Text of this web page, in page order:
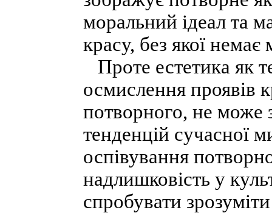
моральний ідеал та
красу, без якої немає
Проте естетика як
осмислення проявів
потворного, не може
тенденцій сучасної
оспівування
надлишковість у
спробувати